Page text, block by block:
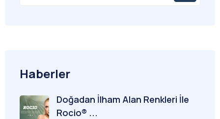
Haberler
Doğadan İlham Alan Renkleri İle
Rocio® ...